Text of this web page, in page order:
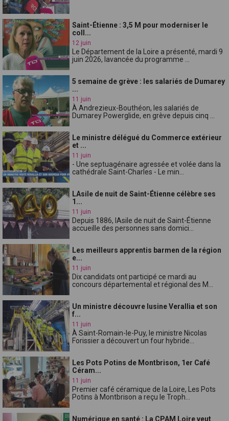
Saint-Étienne : 3,5 M pour moderniser le
coll...
12 juin
Le Département de la Loire a présenté, mardi 9
juin 2026, lavancée du programme ...
5 semaine de grève : les salariés de Dumarey
...
11 juin
À Andrezieux-Bouthéon, les salariés de
Dumarey Powerglide, en grève depuis cinq ...
Le ministre délégué du Commerce extérieur
et ...
11 juin
- Une septuagénaire agressée et volée dans la
cathédrale Saint-Charles - Le min...
LAsile de nuit de Saint-Étienne célèbre ses
1...
11 juin
Depuis 1886, lAsile de nuit de Saint-Étienne
accueille des personnes sans domici...
Les meilleurs apprentis barmen de la région
e...
11 juin
Dix candidats ont participé ce mardi au
concours départemental et régional des M...
Un ministre découvre lusine Verallia et son
f...
11 juin
À Saint-Romain-le-Puy, le ministre Nicolas
Forissier a découvert un four hybride...
Les Pots Potins de Montbrison, 1er Café
Céram...
11 juin
Premier café céramique de la Loire, Les Pots
Potins à Montbrison a reçu le Troph...
Numérique en santé : La CPAM Loire veut